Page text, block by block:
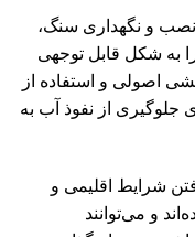
و نگهداری سنگ،
به شکل قابل توجهی
اصولی و استفاده از
از نفوذ آب به
شرایط اقلیمی و
و می‌توانند